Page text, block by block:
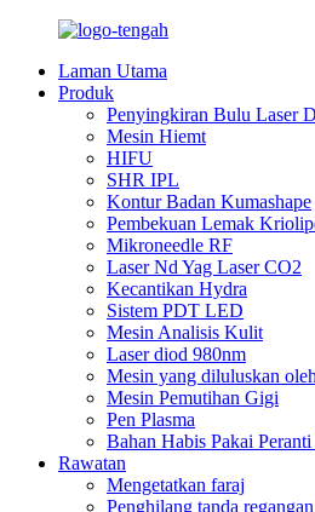
Laman Utama
Produk
Penyingkiran Bulu Laser
Mesin Hiemt
HIFU
SHR IPL
Kontur Badan Kumashape
Pembekuan Lemak
Mikroneedle RF
Laser Nd Yag Laser CO2
Kecantikan Hydra
Sistem PDT LED
Mesin Analisis Kulit
Laser diod 980nm
Mesin yang diluluskan
Mesin Pemutihan Gigi
Pen Plasma
Bahan Habis Pakai
Rawatan
Mengetatkan faraj
Penghilang tanda